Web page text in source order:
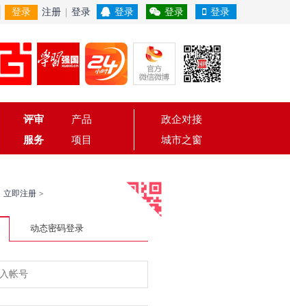
登录 注册 登录 登录 登录 登录
评审
产品
服务
项目
政企对接
城市之窗
立即注册 >
动态密码登录